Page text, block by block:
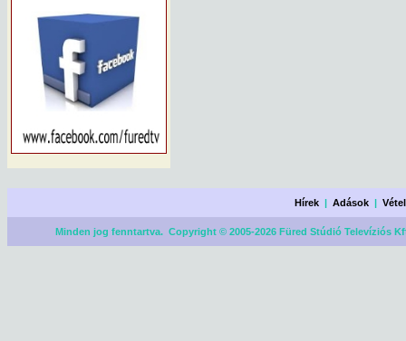
Hírek |Adások |
Minden jog fenntartva. Copyright © 2005-2026 Füred Stúdió Televíziós